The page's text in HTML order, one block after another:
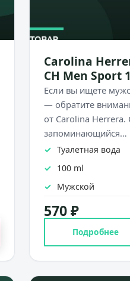
Carolina
CH Men Sport
Если вы ищете
— обратите
от Carolina
запоминающийся…
Туалетная вода
100 ml
Мужской
570 ₽
Подробнее